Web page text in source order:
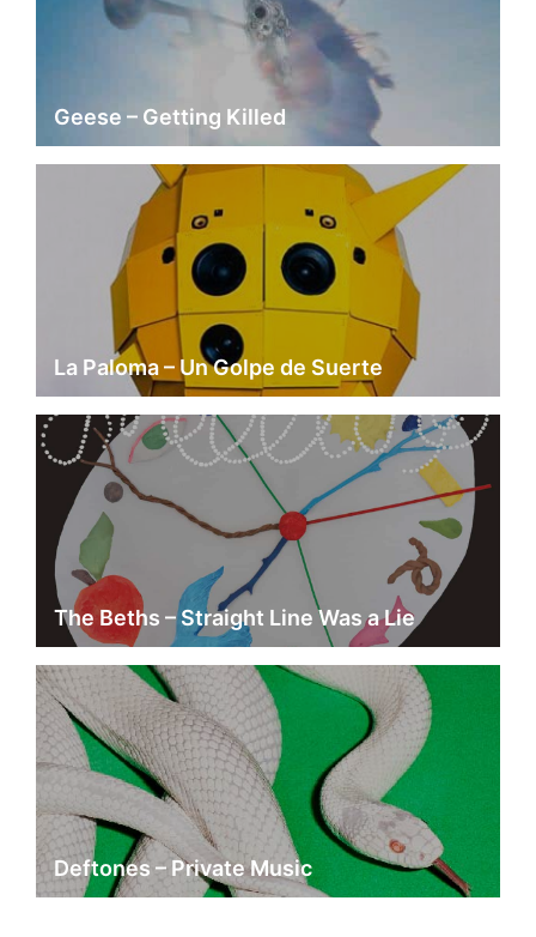
Geese – Getting Killed
La Paloma – Un Golpe de Suerte
The Beths – Straight Line Was a Lie
Deftones – Private Music